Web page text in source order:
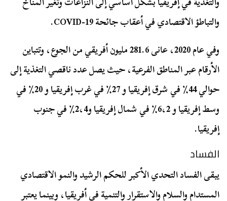
والتباطؤ الاقتصادي في أعقاب جائحة COVID-19.
وفي عام 2020، عانى 281.6 مليون أفريقي من الجوع، وتتباين
الأرقام عبر المناطق الفرعية، حيث يصل عدد ناقصي التغذية إلى
حوالي 44٪ في شرق إفريقيا و 27٪ في غرب إفريقيا و 20٪ في
وسط إفريقيا و 6،2٪ في شمال إفريقيا و2،4٪ في جنوب
إفريقيا.
الفساد
يبقى الفساد التحدي الأكبر للحكم الرشيد والنمو الاقتصادي
المستدام والسلام والاستقرار والتنمية في أفريقيا، وبينما يعتبر